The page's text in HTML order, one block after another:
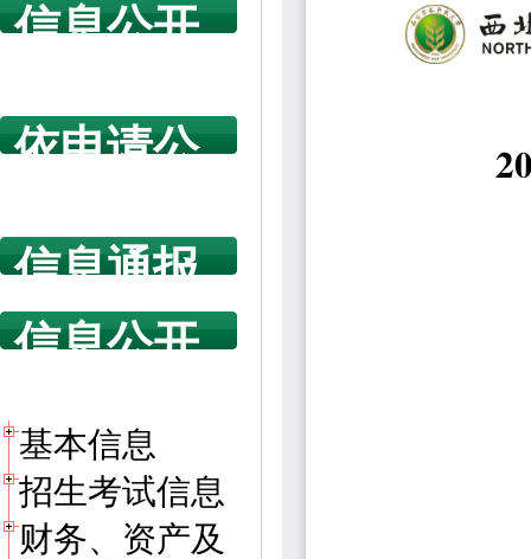
信息公开
依申请公
信息通报
信息公开
基本信息
招生考试信息
财务、资产及